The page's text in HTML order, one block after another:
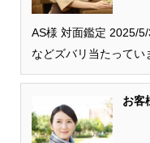
AS様 対面鑑定 2025/
などズバリ当たって
お客